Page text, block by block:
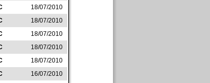
18/07/2010
18/07/2010
18/07/2010
18/07/2010
18/07/2010
16/07/2010